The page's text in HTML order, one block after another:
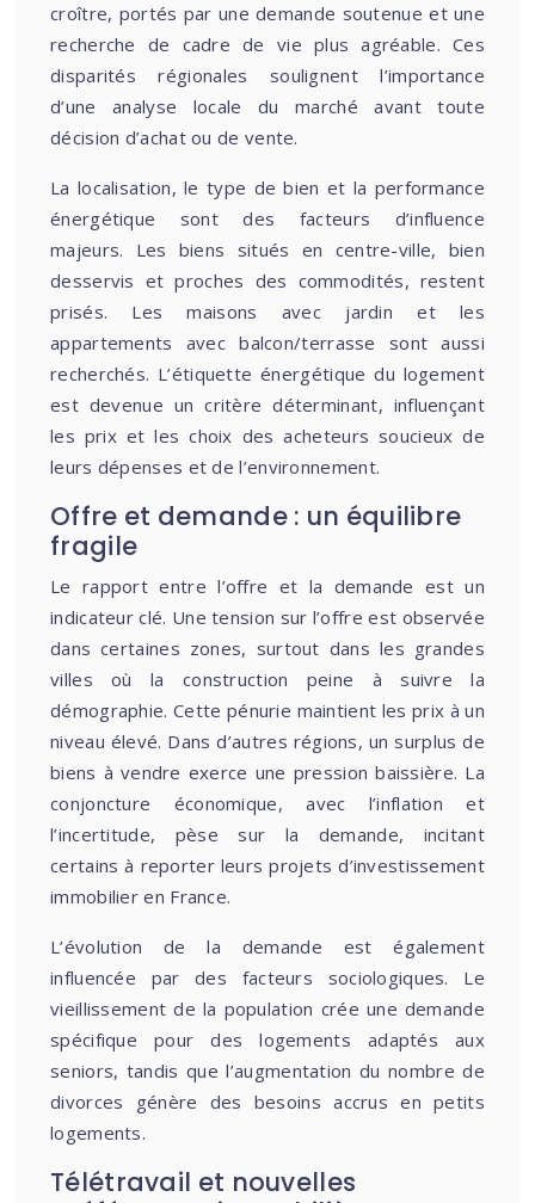
croître, portés par une demande soutenue et une
recherche de cadre de vie plus agréable. Ces
disparités régionales soulignent l’importance
d’une analyse locale du marché avant toute
décision d’achat ou de vente.
La localisation, le type de bien et la performance
énergétique sont des facteurs d’influence
majeurs. Les biens situés en centre-ville, bien
desservis et proches des commodités, restent
prisés. Les maisons avec jardin et les
appartements avec balcon/terrasse sont aussi
recherchés. L’étiquette énergétique du logement
est devenue un critère déterminant, influençant
les prix et les choix des acheteurs soucieux de
leurs dépenses et de l’environnement.
Offre et demande : un équilibre
fragile
Le rapport entre l’offre et la demande est un
indicateur clé. Une tension sur l’offre est observée
dans certaines zones, surtout dans les grandes
villes où la construction peine à suivre la
démographie. Cette pénurie maintient les prix à un
niveau élevé. Dans d’autres régions, un surplus de
biens à vendre exerce une pression baissière. La
conjoncture économique, avec l’inflation et
l’incertitude, pèse sur la demande, incitant
certains à reporter leurs projets d’investissement
immobilier en France.
L’évolution de la demande est également
influencée par des facteurs sociologiques. Le
vieillissement de la population crée une demande
spécifique pour des logements adaptés aux
seniors, tandis que l’augmentation du nombre de
divorces génère des besoins accrus en petits
logements.
Télétravail et nouvelles